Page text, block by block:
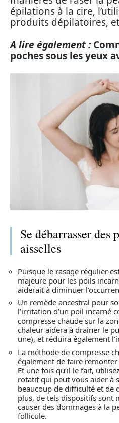
épilations à la cire,
produits dépilatoires,
A lire également :
poches sous les yeux
Se débarrasser des
aisselles
Puisque le rasage régulier
majeure pour les poils
aiderait à diminuer
Un remède ancestral pour
l’irritation d’un poil incarné
compresse chaude sur la
chaleur aidera à drainer le
une), et réduira également
La méthode de compresse
également de faire
Et une fois qu’il le fait,
rotatif qui peut vous aider à
beaucoup de difficulté et de
plus, de tels dispositifs sont
causer des dommages à la
follicule.